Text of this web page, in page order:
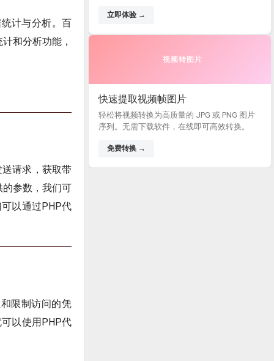
计与分析。百
和分析功能，
请求，获取带
参数，我们可
以通过PHP代
限制访问的凭
以使用PHP代
立即体验 →
视频转图片
快速提取视频帧图片
轻松将视频转换为高质量的 JPG 或 PNG 图片
序列。无需下载软件，在线即可高效转换。
免费转换 →